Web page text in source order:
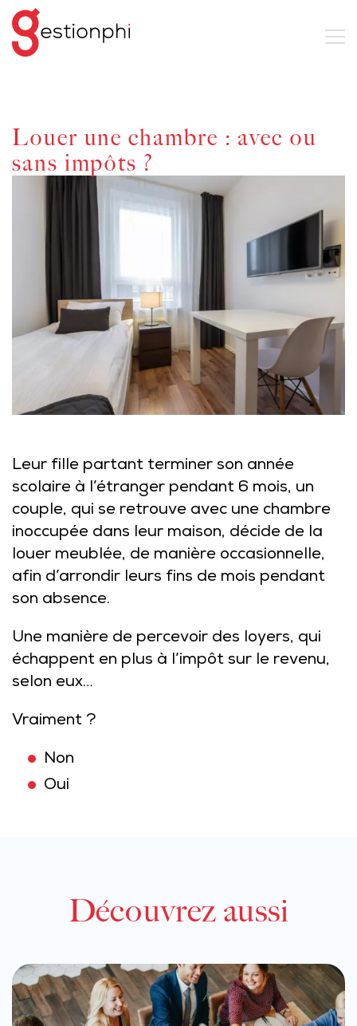
Louer une chambre : avec ou
sans impôts ?
Leur fille partant terminer son année
scolaire à l’étranger pendant 6 mois, un
couple, qui se retrouve avec une chambre
inoccupée dans leur maison, décide de la
louer meublée, de manière occasionnelle,
afin d’arrondir leurs fins de mois pendant
son absence.
Une manière de percevoir des loyers, qui
échappent en plus à l’impôt sur le revenu,
selon eux…
Vraiment ?
Non
Oui
Découvrez aussi